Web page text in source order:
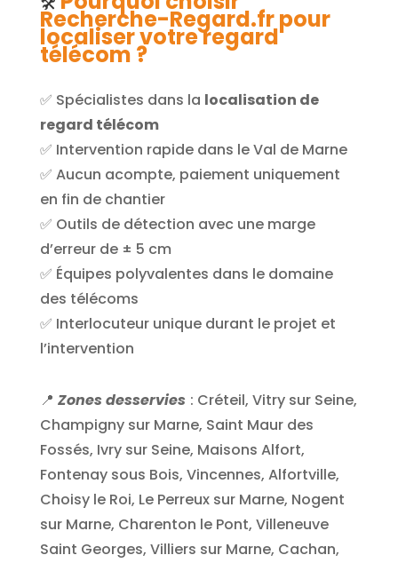
Recherche-Regard.fr pour
localiser votre regard
télécom ?
✅ Spécialistes dans la localisation de
regard télécom
✅ Intervention rapide dans le Val de Marne
✅ Aucun acompte, paiement uniquement
en fin de chantier
✅ Outils de détection avec une marge
d’erreur de ± 5 cm
✅ Équipes polyvalentes dans le domaine
des télécoms
✅ Interlocuteur unique durant le projet et
l’intervention
📍 Zones desservies : Créteil, Vitry sur Seine,
Champigny sur Marne, Saint Maur des
Fossés, Ivry sur Seine, Maisons Alfort,
Fontenay sous Bois, Vincennes, Alfortville,
Choisy le Roi, Le Perreux sur Marne, Nogent
sur Marne, Charenton le Pont, Villeneuve
Saint Georges, Villiers sur Marne, Cachan,